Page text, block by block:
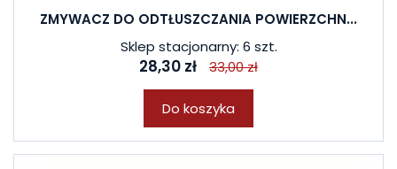
ZMYWACZ DO ODTŁUSZCZANIA POWIERZCHN...
Sklep stacjonarny: 6 szt.
28,30 zł 33,00 zł
Do koszyka